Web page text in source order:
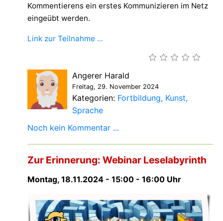
Kommentierens ein erstes Kommunizieren im Netz
eingeübt werden.
Link zur Teilnahme ...
Angerer Harald
Freitag, 29. November 2024
Kategorien: Fortbildung Kunst
Sprache
Noch kein Kommentar ...
Zur Erinnerung: Webinar Leselabyrinth
Montag, 18.11.2024 - 15:00 - 16:00 Uhr